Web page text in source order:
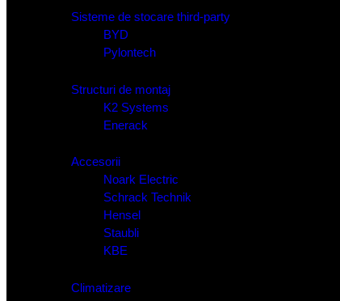
Sisteme de stocare third-party
BYD
Pylontech
Structuri de montaj
K2 Systems
Enerack
Accesorii
Noark Electric
Schrack Technik
Hensel
Staubli
KBE
Climatizare